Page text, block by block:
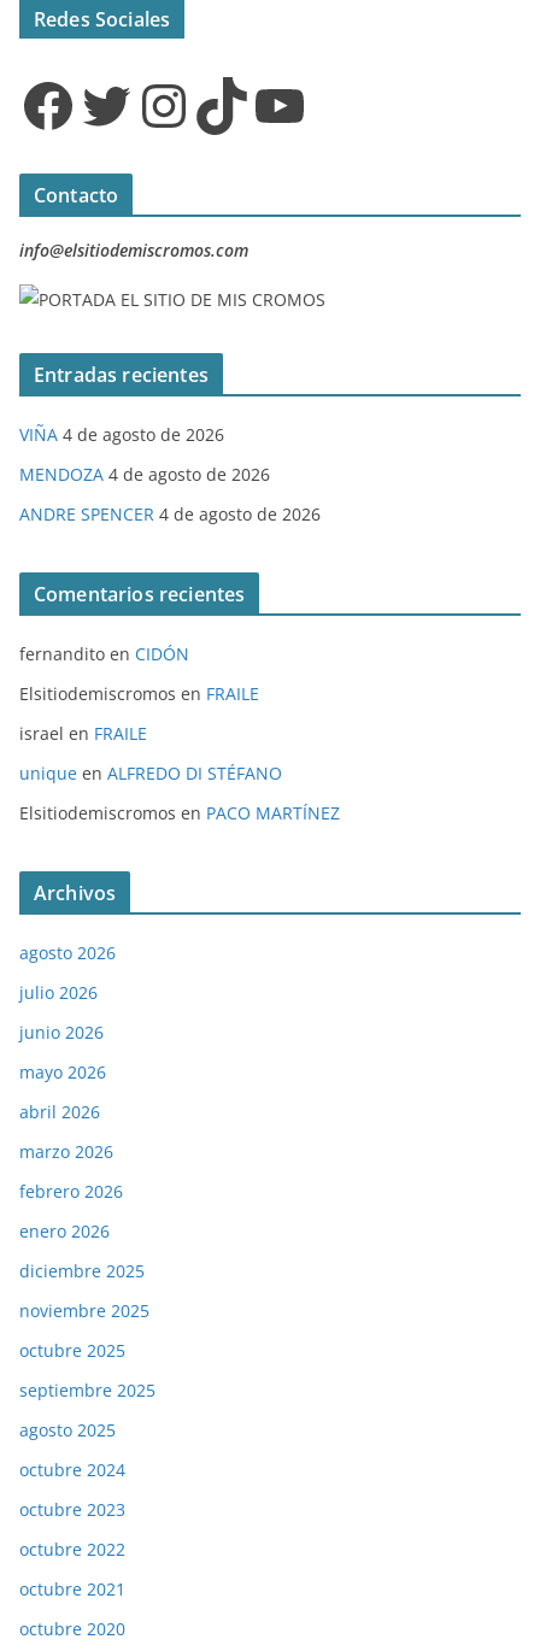
Redes Sociales
Facebook Twitter InstagramTikTok YouTube
Contacto
info@elsitiodemiscromos.com
Entradas recientes
VIÑA 4 de agosto de 2026
MENDOZA 4 de agosto de 2026
ANDRE SPENCER 4 de agosto de 2026
Comentarios recientes
fernandito en CIDÓN
Elsitiodemiscromos en FRAILE
israel en FRAILE
unique en ALFREDO DI STÉFANO
Elsitiodemiscromos en PACO MARTÍNEZ
Archivos
agosto 2026
julio 2026
junio 2026
mayo 2026
abril 2026
marzo 2026
febrero 2026
enero 2026
diciembre 2025
noviembre 2025
octubre 2025
septiembre 2025
agosto 2025
octubre 2024
octubre 2023
octubre 2022
octubre 2021
octubre 2020